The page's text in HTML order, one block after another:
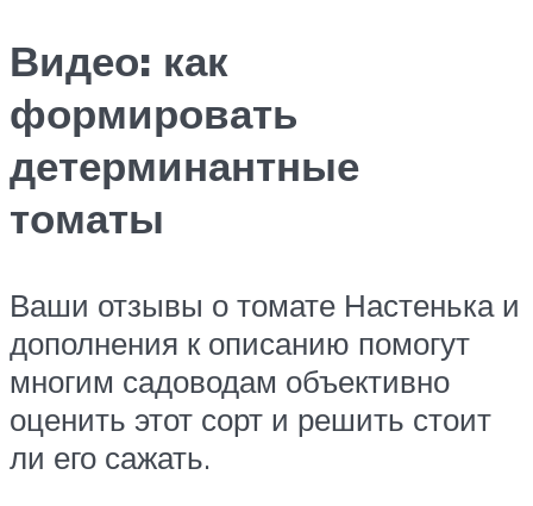
Видео: как
формировать
детерминантные
томаты
Ваши отзывы о томате Настенька и
дополнения к описанию помогут
многим садоводам объективно
оценить этот сорт и решить стоит
ли его сажать.